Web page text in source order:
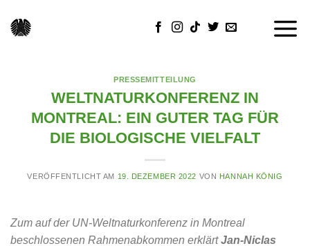
PRESSEMITTEILUNG
WELTNATURKONFERENZ IN
MONTREAL: EIN GUTER TAG FÜR
DIE BIOLOGISCHE VIELFALT
VERÖFFENTLICHT AM 19. DEZEMBER 2022 VON HANNAH KÖNIG
Zum auf der UN-Weltnaturkonferenz in Montreal
beschlossenen Rahmenabkommen erklärtJan-Niclas